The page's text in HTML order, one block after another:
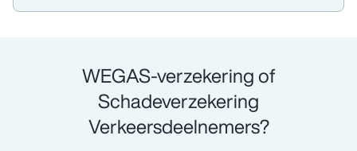
WEGAS-verzekering of
Schadeverzekering
Verkeersdeelnemers?